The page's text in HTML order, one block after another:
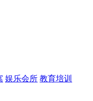
娱乐会所 教育培训